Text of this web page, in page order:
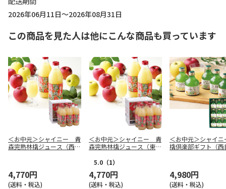
2026年06月11日～2026年08月31日
この商品を見た人は他にこんな商品も買っています
＜お中元＞シャイニー 青
森完熟林檎ジュース（西日
4,770円
(送料・税込)
＜お中元＞シャイニー 青
森完熟林檎ジュース（東日
5.0 （1）
4,770円
(送料・税込)
＜お中元＞シャイ
檎倶楽部ギフト（西
4,980円
(送料・税込)